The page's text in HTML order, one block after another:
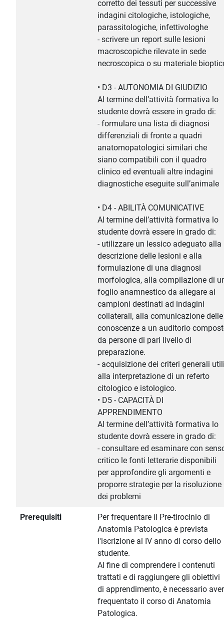
corretto dei tessuti per successive
indagini citologiche, istologiche,
parassitologiche, infettivologhe
- scrivere un report sulle lesioni
macroscopiche rilevate in sede
necroscopica o su materiale
• D3 - AUTONOMIA DI GIUDIZIO
Al termine dell’attività formativa lo
studente dovrà essere in grado di:
- formulare una lista di diagnosi
differenziali di fronte a quadri
anatomopatologici similari che
siano compatibili con il quadro
clinico ed eventuali altre indagini
diagnostiche eseguite sull’animale
• D4 - ABILITÀ COMUNICATIVE
Al termine dell’attività formativa lo
studente dovrà essere in grado di:
- utilizzare un lessico adeguato alla
descrizione delle lesioni e alla
formulazione di una diagnosi
morfologica, alla compilazione di
foglio anamnestico da allegare ai
campioni destinati ad indagini
collaterali, alla comunicazione delle
conoscenze a un auditorio
da persone di pari livello di
preparazione.
- acquisizione dei criteri generali
alla interpretazione di un referto
citologico e istologico.
• D5 - CAPACITÀ DI
APPRENDIMENTO
Al termine dell’attività formativa lo
studente dovrà essere in grado di:
- consultare ed esaminare con
critico le fonti letterarie disponibili
per approfondire gli argomenti e
proporre strategie per la risoluzione
dei problemi
Prerequisiti
Per frequentare il Pre-tirocinio di
Anatomia Patologica è prevista
l'iscrizione al IV anno di corso dello
studente.
Al fine di comprendere i contenuti
trattati e di raggiungere gli obiettivi
di apprendimento, è necessario aver
frequentato il corso di Anatomia
Patologica.